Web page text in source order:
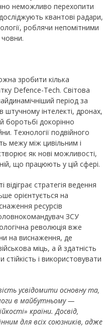
неможливо перехопити
квантові радари,
роблячи непомітними
човни.
зробити кілька
Defence-Tech. Світова
період за
штучному інтелекті, дронах,
боротьбі докорінно
Технології подвійного
межу між цивільним і
як нові можливості,
що працюють у цій сфері.
стратегія ведення
орієнтується на
ресурсів
ЗСУ
революція вже
на виснаження, де
міць, а й здатність
і використовувати
усвідомити основну та,
в майбутньому —
країни. Досвід,
для всіх союзників, адже